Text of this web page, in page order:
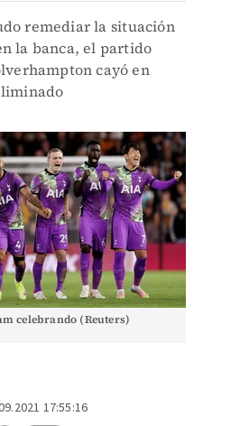
remediar la situación
la banca, el partido
cayó en
celebrando (Reuters)
17:55:16